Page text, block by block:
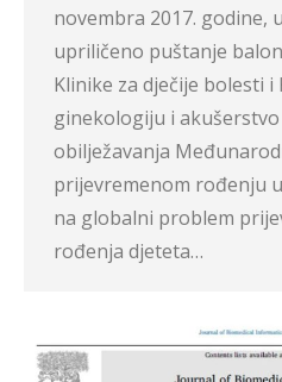
novembra 2017. godine,
upriličeno puštanje
Klinike za dječije bolesti i
ginekologiju i akušerstvo
obilježavanja
prijevremenom rođenju
na globalni problem
rođenja djeteta…